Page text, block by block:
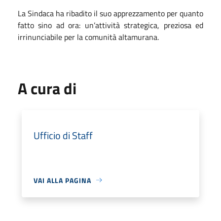
La Sindaca ha ribadito il suo apprezzamento per quanto
fatto sino ad ora: un’attività strategica, preziosa ed
irrinunciabile per la comunità altamurana.
A cura di
Ufficio di Staff
VAI ALLA PAGINA